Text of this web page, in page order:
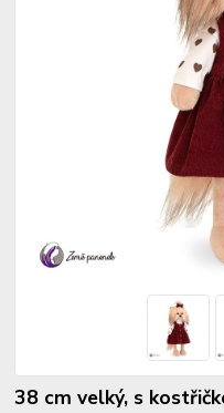
38 cm velký, s